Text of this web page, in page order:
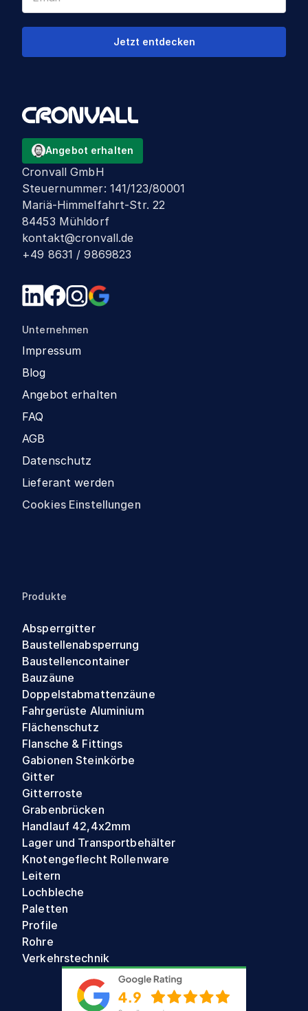
Jetzt entdecken
Angebot erhalten
Cronvall GmbH
Steuernummer: 141/123/80001
Mariä-Himmelfahrt-Str. 22
84453 Mühldorf
kontakt@cronvall.de
+49 8631 / 9869823
Unternehmen
Impressum
Blog
Angebot erhalten
FAQ
AGB
Datenschutz
Lieferant werden
Cookies Einstellungen
Produkte
Absperrgitter
Baustellenabsperrung
Baustellencontainer
Bauzäune
Doppelstabmattenzäune
Fahrgerüste Aluminium
Flächenschutz
Flansche & Fittings
Gabionen Steinkörbe
Gitter
Gitterroste
Grabenbrücken
Handlauf 42,4x2mm
Lager und Transportbehälter
Knotengeflecht Rollenware
Leitern
Lochbleche
Paletten
Profile
Rohre
Verkehrstechnik